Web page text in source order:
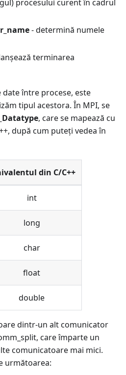
procesului curent în cadrul
- determină numele
terminarea
între procese, este
tipul acestora. În MPI, se
, care se mapează cu
după cum puteți vedea în
din C/C++
int
long
char
float
double
dintr-un alt comunicator
care împarte un
comunicatoare mai mici.
următoarea: